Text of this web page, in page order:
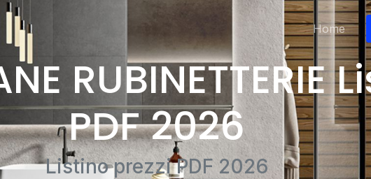
Home
RUBINETTERIE
PDF 2026
Listino prezzi PDF 2026